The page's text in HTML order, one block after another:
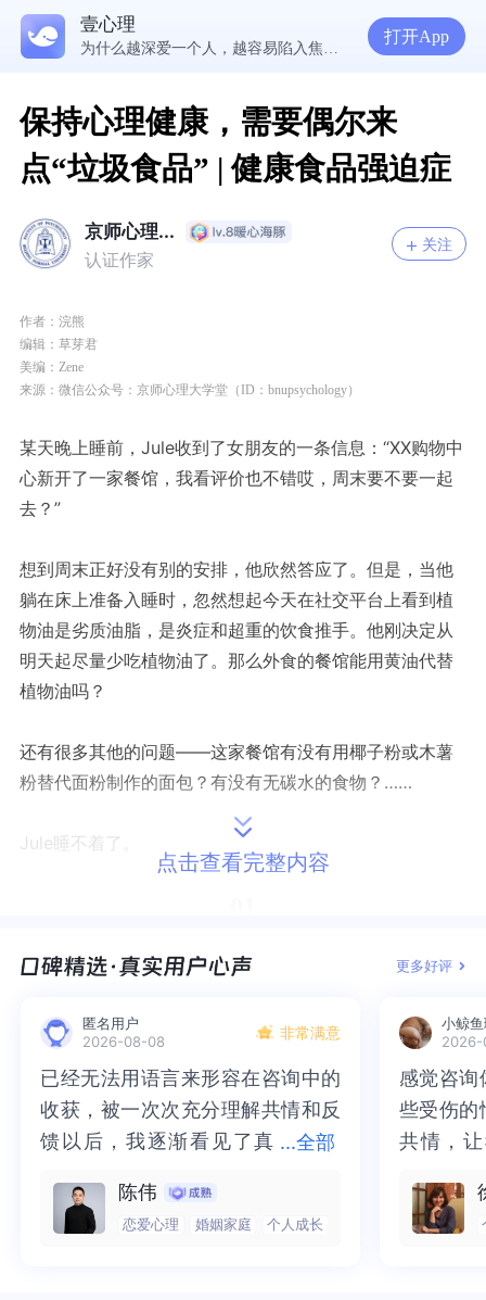
壹心理
5300万人在这里获得专业心理帮助
打开App
保持心理健康，需要偶尔来
点“垃圾食品” | 健康食品强迫症
京师心理...
认证作家
关注
作者： 浣熊
编辑： 草芽君
美编 ：Zene
来源：微信公众号：京师心理大学堂（ID：bnupsychology）
某天晚上睡前，Jule收到了女朋友的一条信息：“XX购物中
心新开了一家餐馆，我看评价也不错哎，周末要不要一起
去？”
想到周末正好没有别的安排，他欣然答应了。但是，当他
躺在床上准备入睡时，忽然想起今天在社交平台上看到植
物油是劣质油脂，是炎症和超重的饮食推手。他刚决定从
明天起尽量少吃植物油了。那么外食的餐馆能用黄油代替
植物油吗？
还有很多其他的问题——这家餐馆有没有用椰子粉或木薯
粉替代面粉制作的面包？有没有无碳水的食物？……
Jule睡不着了。
什么是健康食品强迫症？
健康食品强迫症（orthorexia nervosa，简称ON）是由
美国职业医学专家Steven Bratman在1997年首次提出的概
念[1]，指人们因过度追求健康饮食而表现出极端的饮食失
，为了“吃得健康”而过分关注食物营养成分和严格控制饮
点击查看完整内容
更多好评
匿名用户
2026-08-08
非常满意
...全部
已经无法用语言来形容在咨询中的
收获，被一次次充分理解共情和反
馈以后，我逐渐看见了真
清晰，也慢慢找回了内在的力量。
虽然不知道还要有多久的路要走，
已经无法用语言来形容在咨询中的
收获，被一次次充分理解共情和反
馈以后，我逐渐看见了真实的那
也慢慢找回了内在的力量。虽然不
知道还要有多久的路要走，但我很
陈伟
恋爱心理 婚姻家庭 个人成长
小鲸
感觉咨询
些受伤的
共情，
一部分
而且当
感觉咨询
些受伤的
共情，让
处理的
询师准